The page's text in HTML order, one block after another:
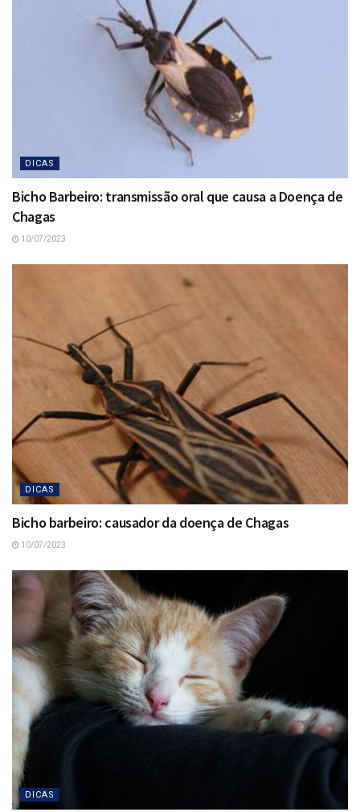
DICAS
Bicho Barbeiro: transmissão oral que causa a Doença de
Chagas
10/07/2023
DICAS
Bicho barbeiro: causador da doença de Chagas
10/07/2023
DICAS